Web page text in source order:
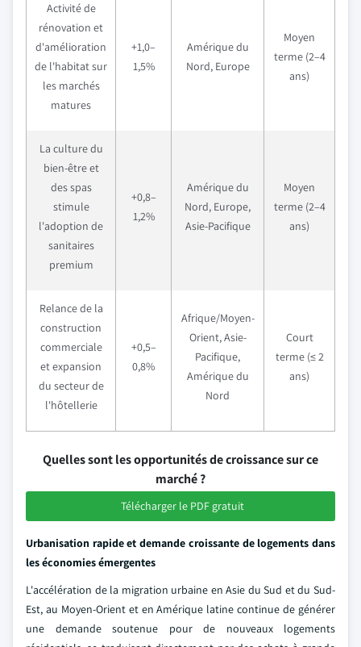
Activité de
rénovation et
d'amélioration
de l'habitat sur
les marchés
matures
+1,0–
1,5%
Amérique du
Nord, Europe
Moyen
terme (2–4
ans)
La culture du
bien-être et
des spas
stimule
l'adoption de
sanitaires
premium
+0,8–
1,2%
Amérique du
Nord, Europe,
Asie-Pacifique
Moyen
terme (2–4
ans)
Relance de la
construction
commerciale
et expansion
du secteur de
l'hôtellerie
+0,5–
0,8%
Afrique/Moyen-
Orient, Asie-
Pacifique,
Amérique du
Nord
Court
terme (≤ 2
ans)
Quelles sont les opportunités de croissance sur ce
marché ?
Télécharger le PDF gratuit
Urbanisation rapide et demande croissante de logements dans
les économies émergentes
L'accélération de la migration urbaine en Asie du Sud et du Sud-
Est, au Moyen-Orient et en Amérique latine continue de générer
une demande soutenue pour de nouveaux logements